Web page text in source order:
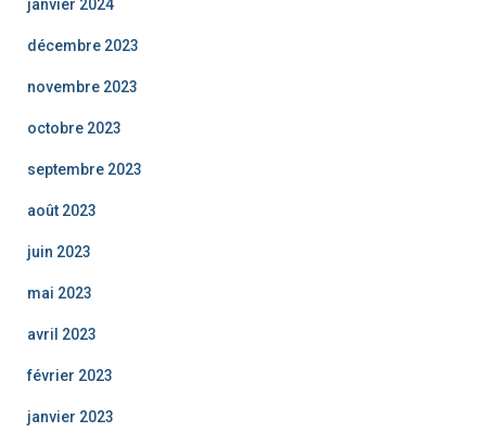
janvier 2024
décembre 2023
novembre 2023
octobre 2023
septembre 2023
août 2023
juin 2023
mai 2023
avril 2023
février 2023
janvier 2023